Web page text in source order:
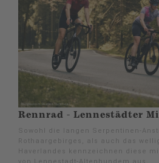
Rennrad - Lennestädter
Sowohl die langen Serpentinen-
Rothaargebirges, als auch das
Haverlandes kennzeichnen diese